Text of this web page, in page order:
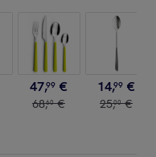
47,99 €
68,60 €
14,99 €
25,00 €